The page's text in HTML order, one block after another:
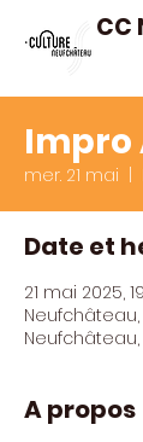
CC
Impro
mer. 21 mai
Date et
21 mai 2025,
Neufchâteau,
A propos